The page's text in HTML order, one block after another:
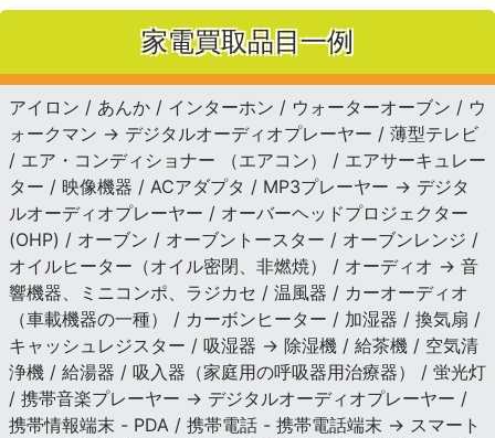
家電買取品目一例
アイロン / あんか / インターホン / ウォーターオーブン / ウ
ォークマン → デジタルオーディオプレーヤー / 薄型テレビ
/ エア・コンディショナー （エアコン） / エアサーキュレー
ター / 映像機器 / ACアダプタ / MP3プレーヤー → デジタ
ルオーディオプレーヤー / オーバーヘッドプロジェクター
(OHP) / オーブン / オーブントースター / オーブンレンジ /
オイルヒーター（オイル密閉、非燃焼） / オーディオ → 音
響機器、ミニコンポ、ラジカセ / 温風器 / カーオーディオ
（車載機器の一種） / カーボンヒーター / 加湿器 / 換気扇 /
キャッシュレジスター / 吸湿器 → 除湿機 / 給茶機 / 空気清
浄機 / 給湯器 / 吸入器（家庭用の呼吸器用治療器） / 蛍光灯
/ 携帯音楽プレーヤー → デジタルオーディオプレーヤー /
携帯情報端末 - PDA / 携帯電話 - 携帯電話端末 → スマート